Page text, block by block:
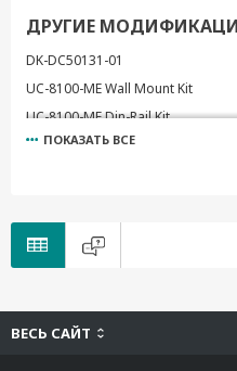
ДРУГИЕ
DK-DC50131-01
UC-8100-ME Wall Mount Kit
UC-8100-ME Din-Rail Kit
MC-1100 DIN-Rail Kit
DK-UC-5000
UC-3100 Wall-Mounting Kit
WM-UC-5000
ПОКАЗАТЬ ВСЕ
ВЕСЬ САЙТ